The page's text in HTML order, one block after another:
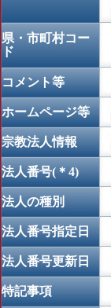
県・市町村コー
ド
コメント等
ホームページ等
宗教法人情報
法人番号(＊4)
法人の種別
法人番号指定日
法人番号更新日
特記事項